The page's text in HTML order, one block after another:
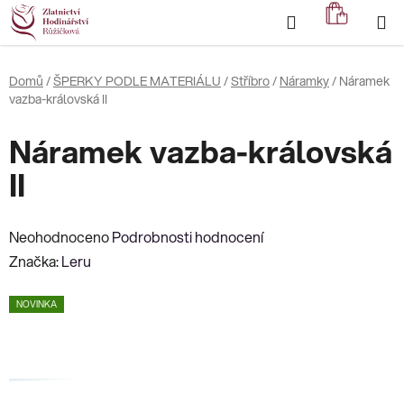
Přejít
na
obsah
Hledat
KOŠÍK
Domů /ŠPERKY PODLE MATERIÁLU /Stříbro/ Náramky/ Náramek
vazba-královská II
Náramek vazba-královská
II
Průměrné
hodnocení
je
5
NeohodnocenoPodrobnosti hodnocení
Značka:Leru
NOVINKA